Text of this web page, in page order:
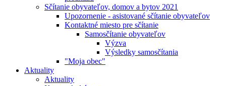
Sčítanie obyvateľov, domov a bytov 2021
Upozornenie - asistované sčítanie obyvateľov
Kontaktné miesto pre sčítanie
Samosčítanie obyvateľov
Výzva
Výsledky samosčítania
"Moja obec"
Aktuality
Aktuality